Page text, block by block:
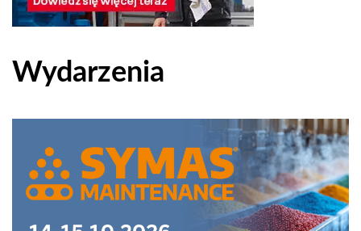
Wydarzenia